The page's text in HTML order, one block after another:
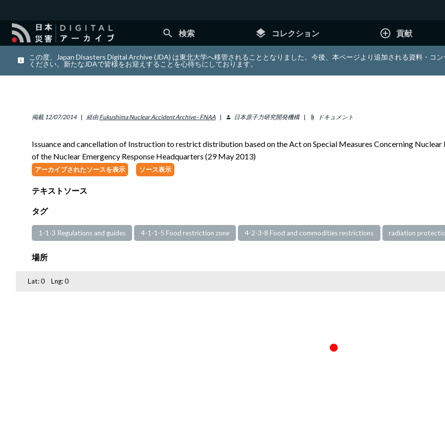
search 検索 layers コレクション add_circle_outline 貢献
この度、Japan Disasters Digital Archive (JDA) は東北大学へ移管されることとなりました。今後、本ページより追加される資料・コ
ください。新たなJDAで皆様をお迎えすることを心待ちにしております。
掲載 12/07/2014 経由 Fukushima Nuclear Accident Archive - FNAA person 日本原子力研究開発機構 attach_file ドキュメント
Issuance and cancellation of Instruction to restrict distribution based on the Act on Special Measures Concerning
of the Nuclear Emergency Response Headquarters (29 May 2013)
アーカイブされたソースを表示 ソース表示
テキストソース
タグ
1-1-3 Regulations and guides 4-1-1-5 Food restriction zone 4-2-3-8 Food and commodities restrictions radiation
場所
Lat:0 Lng:0